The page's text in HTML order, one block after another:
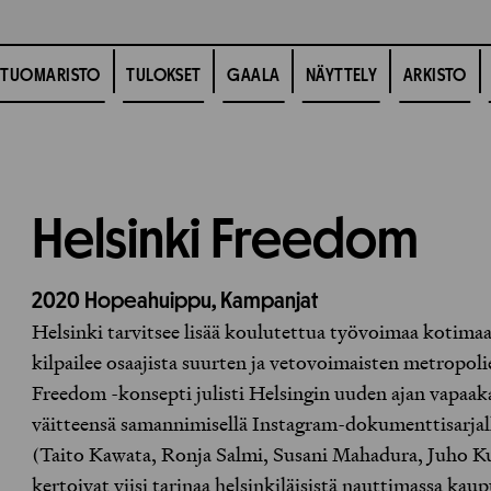
TUOMARISTO TULOKSET GAALA NÄYTTELY ARKISTO
Helsinki Freedom
2020 Hopeahuippu, Kampanjat
Helsinki tarvitsee lisää koulutettua työvoimaa
kilpailee osaajista suurten ja vetovoimaisten
Freedom -konsepti julisti Helsingin uuden ajan
väitteensä samannimisellä Instagram-
(Taito Kawata, Ronja Salmi, Susani Mahadura, Juho
kertoivat viisi tarinaa helsinkiläisistä nauttimassa